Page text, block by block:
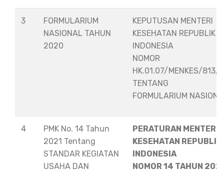
3
FORMULARIUM
NASIONAL TAHUN
2020
KEPUTUSAN MENTERI
KESEHATAN REPUBLIK
INDONESIA
NOMOR
HK.01.07/MENKES/813/
TENTANG
FORMULARIUM
4
PMK No. 14 Tahun
2021 Tentang
STANDAR KEGIATAN
USAHA DAN
PERATURAN MENTERI
KESEHATAN REPUBLIK
INDONESIA
NOMOR 14 TAHUN